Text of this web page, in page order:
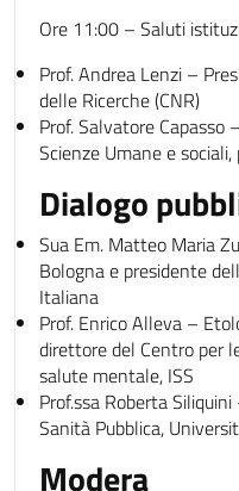
Ore 11:00 – Saluti
Prof. Andrea Lenzi –
delle Ricerche (CNR)
Prof. Salvatore
Scienze Umane e
Dialogo
Sua Em. Matteo Maria
Bologna e presidente
Italiana
Prof. Enrico Alleva –
direttore del Centro per
salute mentale, ISS
Prof.ssa Roberta
Sanità Pubblica,
Modera